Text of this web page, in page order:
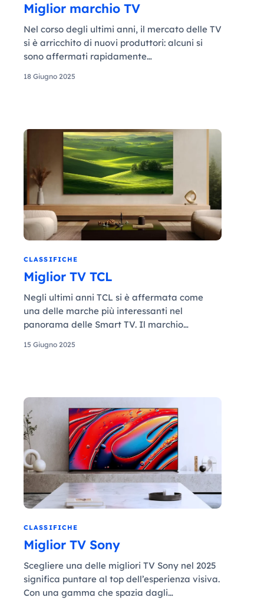
Miglior marchio TV
Nel corso degli ultimi anni, il mercato delle TV
si è arricchito di nuovi produttori: alcuni si
sono affermati rapidamente…
18 Giugno 2025
CLASSIFICHE
Miglior TV TCL
Negli ultimi anni TCL si è affermata come
una delle marche più interessanti nel
panorama delle Smart TV. Il marchio…
15 Giugno 2025
CLASSIFICHE
Miglior TV Sony
Scegliere una delle migliori TV Sony nel 2025
significa puntare al top dell’esperienza visiva.
Con una gamma che spazia dagli…